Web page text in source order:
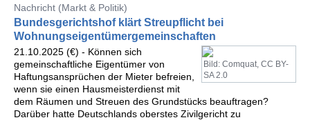
Nachricht (Markt & Politik)
Bundesgerichtshof klärt Streupflicht bei
Wohnungseigentümergemeinschaften
Bild: Comquat, CC BY-
SA 2.0
21.10.2025 (€) - Können sich
gemeinschaftliche Eigentümer von
Haftungsansprüchen der Mieter befreien,
wenn sie einen Hausmeisterdienst mit
dem Räumen und Streuen des Grundstücks beauftragen?
Darüber hatte Deutschlands oberstes Zivilgericht zu